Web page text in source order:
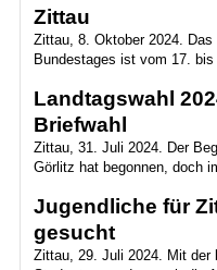
Zittau
Zittau, 8. Oktober 2024.
Bundestages ist vom 17.
Landtagswahl
Briefwahl
Zittau, 31. Juli 2024. Der
Görlitz hat begonnen, doch
Jugendliche für
gesucht
Zittau, 29. Juli 2024. Mit der